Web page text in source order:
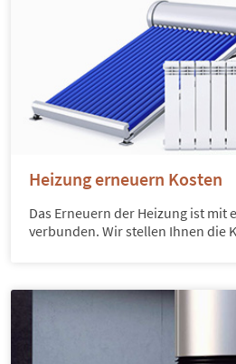
Heizung erneuern Kosten
Das Erneuern der Heizung ist mit
verbunden. Wir stellen Ihnen die